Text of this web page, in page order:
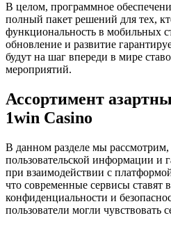
В целом, программное
полный пакет решений для тех,
функциональность в мобильных
обновление и развитие
будут на шаг впереди в мире
мероприятий.
Ассортимент
1win Casino
В данном разделе мы рассмотрим,
пользовательской информации и
при взаимодействии с
что современные сервисы ставят
конфиденциальности и
пользователи могли чувствовать